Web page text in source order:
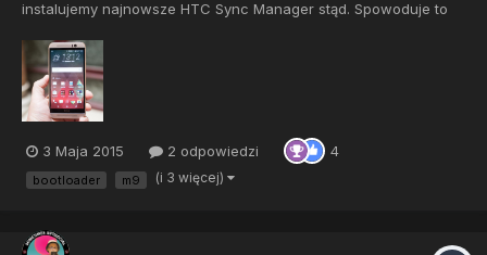
instalujemy najnowsze HTC Sync Manager stąd. Spowoduje to
ADB i ' Fastboot ' z tego linku. Zwróć uwagę gdzie to instalujesz
bo folder z plikami będzie nam potrzebny. 3. Zarejestruj...
3 Maja 2015 2 odpowiedzi 4
bootloader m9 (i 3 więcej)